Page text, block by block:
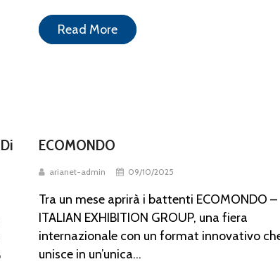
Read More
ECOMONDO
arianet-admin 09/10/2025
Tra un mese aprirà i battenti ECOMONDO –
ITALIAN EXHIBITION GROUP, una fiera
internazionale con un format innovativo
unisce in un’unica...